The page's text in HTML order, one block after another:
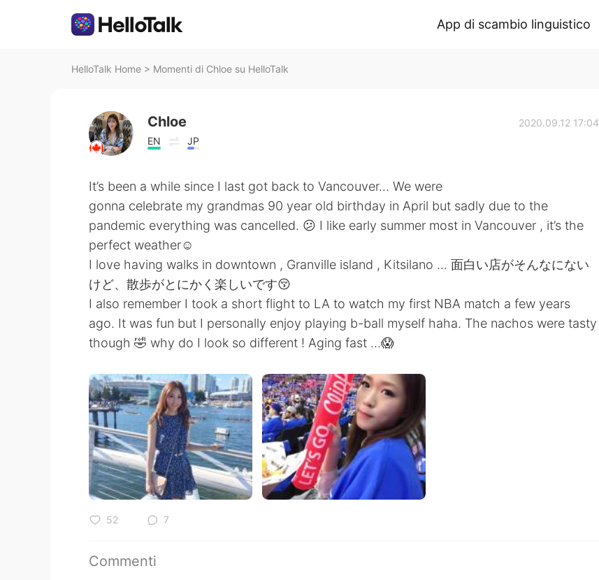
App di scambio linguistico
HelloTalk Home > Momenti di Chloe su HelloTalk
Chloe
EN JP
2020.09.12 17:04
It’s been a while since I last got back to Vancouver... We were
gonna celebrate my grandmas 90 year old birthday in April but sadly due to the
pandemic everything was cancelled. 😕 I like early summer most in Vancouver , it’s the
perfect weather☺️
I love having walks in downtown , Granville island , Kitsilano ... 面白い店がそんなにない
けど、散歩がとにかく楽しいです😚
I also remember I took a short flight to LA to watch my first NBA match a few years
ago. It was fun but I personally enjoy playing b-ball myself haha. The nachos were tasty
though 🤣 why do I look so different ! Aging fast ...😱
52 7
Commenti